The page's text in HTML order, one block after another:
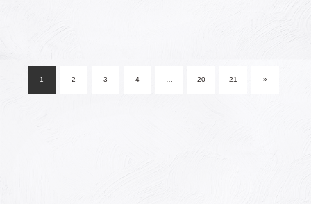
稿
1 2 3 4 20 21 »